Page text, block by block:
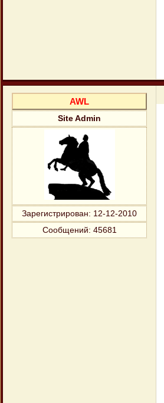
AWL
Site Admin
Зарегистрирован: 12-12-2010
Сообщений: 45681